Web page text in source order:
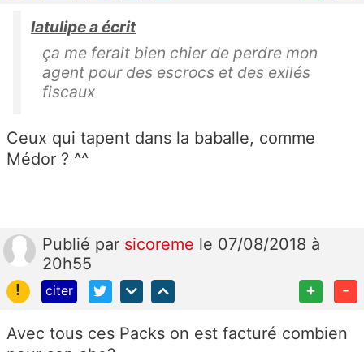
latulipe a écrit
ça me ferait bien chier de perdre mon
agent pour des escrocs et des exilés
fiscaux
Ceux qui tapent dans la baballe, comme
Médor ? ^^
Publié par sicoreme le 07/08/2018 à
20h55
!
citer + -
Avec tous ces Packs on est facturé combien